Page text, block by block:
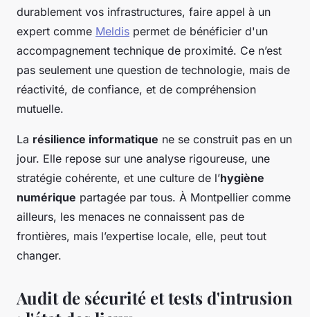
durablement vos infrastructures, faire appel à un
expert comme Meldis permet de bénéficier d'un
accompagnement technique de proximité. Ce n’est
pas seulement une question de technologie, mais de
réactivité, de confiance, et de compréhension
mutuelle.
La résilience informatique ne se construit pas en un
jour. Elle repose sur une analyse rigoureuse, une
stratégie cohérente, et une culture de l’hygiène
numérique partagée par tous. À Montpellier comme
ailleurs, les menaces ne connaissent pas de
frontières, mais l’expertise locale, elle, peut tout
changer.
Audit de sécurité et tests d'intrusion